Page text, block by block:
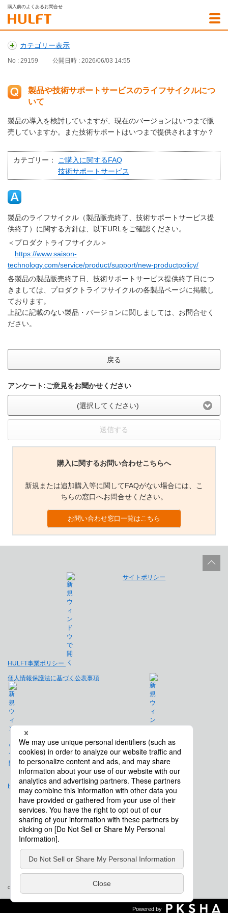
購入前のよくあるお問合せ
カテゴリー表示
No : 29159 公開日時 : 2026/06/03 14:55
製品や技術サポートサービスのライフサイクルにつ
いて
製品の導入を検討していますが、現在のバージョンはいつまで販
売していますか。また技術サポートはいつまで提供されますか？
カテゴリー：
ご購入に関するFAQ
技術サポートサービス
製品のライフサイクル（製品販売終了、技術サポートサービス提
供終了）に関する方針は、以下URLをご確認ください。
＜プロダクトライフサイクル＞
https://www.saison-
technology.com/service/product/support/new-productpolicy/
各製品の製品販売終了日、技術サポートサービス提供終了日につ
きましては、プロダクトライフサイクルの各製品ページに掲載し
ております。
上記に記載のない製品・バージョンに関しましては、お問合せく
ださい。
戻る
アンケート:ご意見をお聞かせください
(選択してください)
送信する
購入に関するお問い合わせこちらへ
新規または追加購入等に関してFAQがない場合には、こ
ちらの窓口へお問合せください。
お問い合わせ窓口一覧はこちら
HULFT事業ポリシー
サイトポリシー
個人情報保護法に基づく公表事項
免責事項
Hulft.com
会社概要
Copyright © Saison Technology Co., Ltd. All Rights Reserved.
Powered by